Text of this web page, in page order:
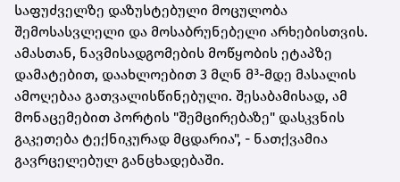
საფუძველზე დაზუსტებული მოცულობა
შემოსასვლელი და მოსაბრუნებელი არხებისთვის.
ამასთან, ნავმისადგომების მოწყობის ეტაპზე
დამატებით, დაახლოებით 3 მლნ მ³-მდე მასალის
ამოღებაა გათვალისწინებული. შესაბამისად, ამ
მონაცემებით პორტის "შემცირებაზე" დასკვნის
გაკეთება ტექნიკურად მცდარია", - ნათქვამია
გავრცელებულ განცხადებაში.